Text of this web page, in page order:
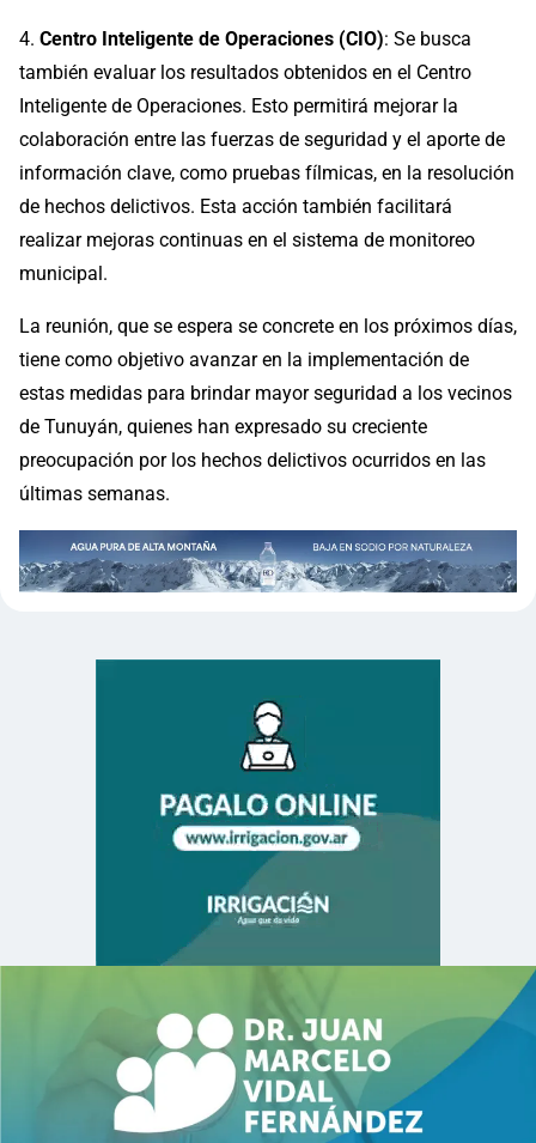
4. Centro Inteligente de Operaciones (CIO): Se busca
también evaluar los resultados obtenidos en el Centro
Inteligente de Operaciones. Esto permitirá mejorar la
colaboración entre las fuerzas de seguridad y el aporte de
información clave, como pruebas fílmicas, en la resolución
de hechos delictivos. Esta acción también facilitará
realizar mejoras continuas en el sistema de monitoreo
municipal.
La reunión, que se espera se concrete en los próximos días,
tiene como objetivo avanzar en la implementación de
estas medidas para brindar mayor seguridad a los vecinos
de Tunuyán, quienes han expresado su creciente
preocupación por los hechos delictivos ocurridos en las
últimas semanas.